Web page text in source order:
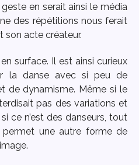
en serait ainsi le média
des répétitions nous ferait
son acte créateur.
surface. Il est ainsi curieux
la danse avec si peu de
de dynamisme. Même si le
pas des variations et
ce n’est des danseurs, tout
une autre forme de